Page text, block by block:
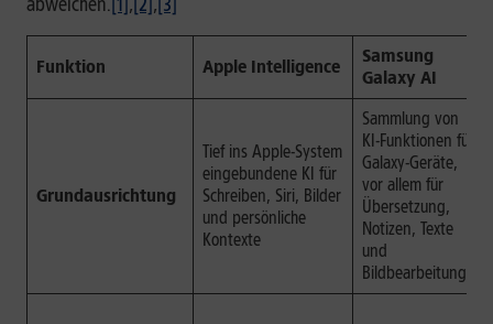
Funktion Apple Intelligence
Samsung
Galaxy AI
Grundausrichtung
Tief ins Apple-System
eingebundene KI für
Schreiben, Siri, Bilder
und persönliche
Kontexte
Sammlung von
KI-Funktionen für
Galaxy-Geräte,
vor allem für
Übersetzung,
Notizen, Texte
und
Bildbearbeitung